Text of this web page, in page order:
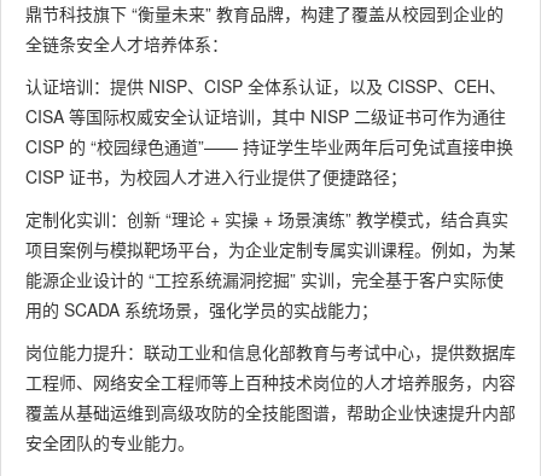
鼎节科技旗下 “衡量未来” 教育品牌，构建了覆盖从校园到企业的
全链条安全人才培养体系：
认证培训：提供 NISP、CISP 全体系认证，以及 CISSP、CEH、
CISA 等国际权威安全认证培训，其中 NISP 二级证书可作为通往
CISP 的 “校园绿色通道”—— 持证学生毕业两年后可免试直接申换
CISP 证书，为校园人才进入行业提供了便捷路径；
定制化实训：创新 “理论 + 实操 + 场景演练” 教学模式，结合真实
项目案例与模拟靶场平台，为企业定制专属实训课程。例如，为某
能源企业设计的 “工控系统漏洞挖掘” 实训，完全基于客户实际使
用的 SCADA 系统场景，强化学员的实战能力；
岗位能力提升：联动工业和信息化部教育与考试中心，提供数据库
工程师、网络安全工程师等上百种技术岗位的人才培养服务，内容
覆盖从基础运维到高级攻防的全技能图谱，帮助企业快速提升内部
安全团队的专业能力。